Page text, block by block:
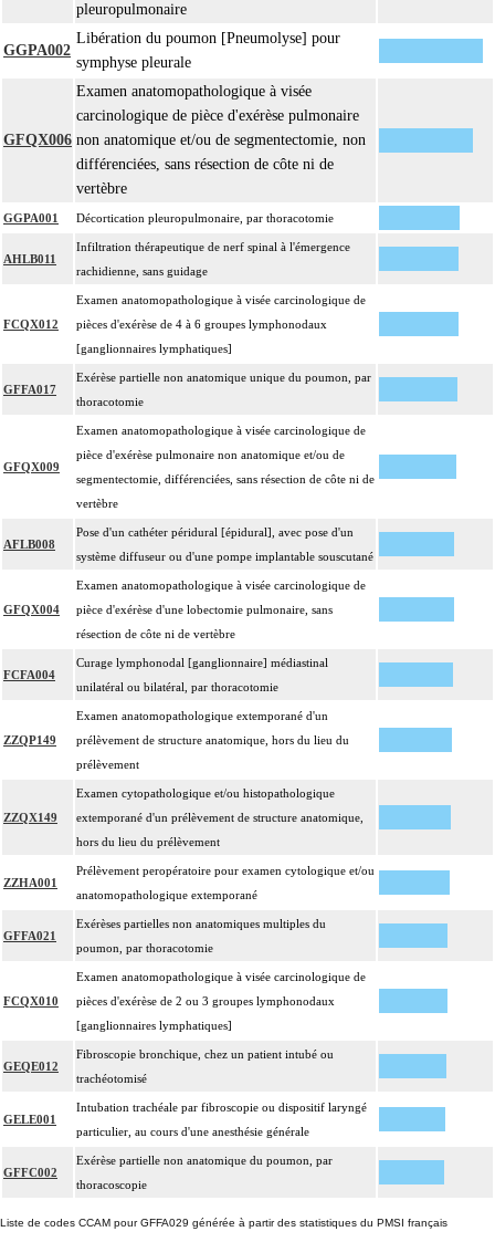
pleuropulmonaire
GGPA002
Libération du poumon [Pneumolyse] pour
symphyse pleurale
GFQX006
Examen anatomopathologique à visée
carcinologique de pièce d'exérèse pulmonaire
non anatomique et/ou de segmentectomie, non
différenciées, sans résection de côte ni de
vertèbre
GGPA001 Décortication pleuropulmonaire, par thoracotomie
AHLB011
Infiltration thérapeutique de nerf spinal à l'émergence
rachidienne, sans guidage
FCQX012
Examen anatomopathologique à visée carcinologique de
pièces d'exérèse de 4 à 6 groupes lymphonodaux
[ganglionnaires lymphatiques]
GFFA017
Exérèse partielle non anatomique unique du poumon, par
thoracotomie
GFQX009
Examen anatomopathologique à visée carcinologique de
pièce d'exérèse pulmonaire non anatomique et/ou de
segmentectomie, différenciées, sans résection de côte ni de
vertèbre
AFLB008
Pose d'un cathéter péridural [épidural], avec pose d'un
système diffuseur ou d'une pompe implantable souscutané
GFQX004
Examen anatomopathologique à visée carcinologique de
pièce d'exérèse d'une lobectomie pulmonaire, sans
résection de côte ni de vertèbre
FCFA004
Curage lymphonodal [ganglionnaire] médiastinal
unilatéral ou bilatéral, par thoracotomie
ZZQP149
Examen anatomopathologique extemporané d'un
prélèvement de structure anatomique, hors du lieu du
prélèvement
ZZQX149
Examen cytopathologique et/ou histopathologique
extemporané d'un prélèvement de structure anatomique,
hors du lieu du prélèvement
ZZHA001
Prélèvement peropératoire pour examen cytologique et/ou
anatomopathologique extemporané
GFFA021
Exérèses partielles non anatomiques multiples du
poumon, par thoracotomie
FCQX010
Examen anatomopathologique à visée carcinologique de
pièces d'exérèse de 2 ou 3 groupes lymphonodaux
[ganglionnaires lymphatiques]
GEQE012
Fibroscopie bronchique, chez un patient intubé ou
trachéotomisé
GELE001
Intubation trachéale par fibroscopie ou dispositif laryngé
particulier, au cours d'une anesthésie générale
GFFC002
Exérèse partielle non anatomique du poumon, par
thoracoscopie
Liste de codes CCAM pour GFFA029 générée à partir des statistiques du PMSI français